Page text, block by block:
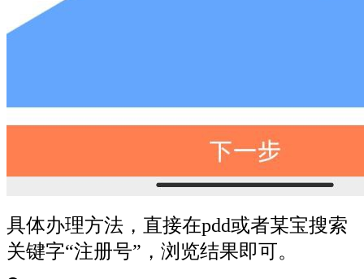
具体办理方法，直接在pdd或者某宝搜索
关键字“注册号”，浏览结果即可。